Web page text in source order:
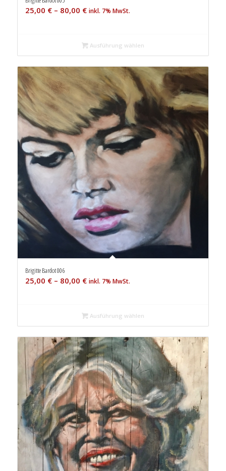
25,00 €– 80,00 € inkl. 7% MwSt.
Ausführung wählen
Brigitte Bardot 006
25,00 €– 80,00 € inkl. 7% MwSt.
Ausführung wählen